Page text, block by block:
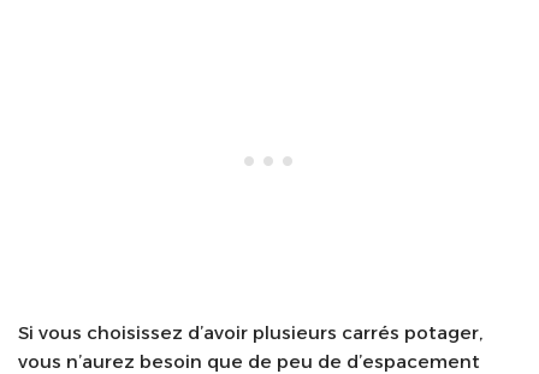
Si vous choisissez d’avoir plusieurs carrés potager,
vous n’aurez besoin que de peu de d’espacement